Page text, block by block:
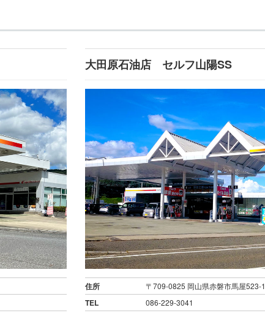
大田原石油店 セルフ山陽SS
住所 〒709-0825 岡山県赤磐市馬屋523-1
TEL 086-229-3041